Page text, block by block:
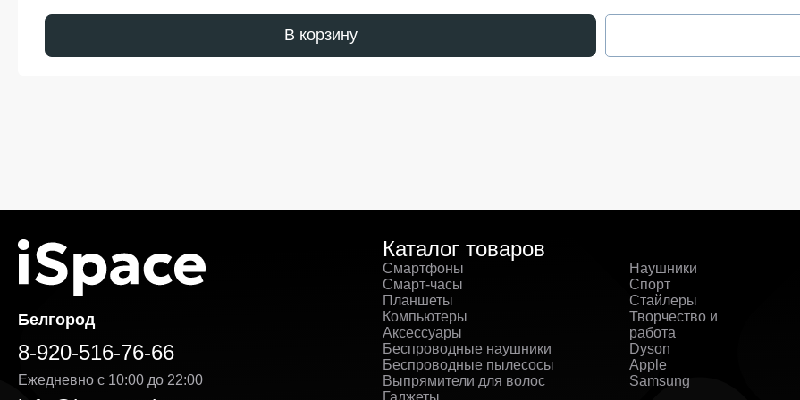
В корзину
Белгород
8-920-516-76-66
Ежедневно с 10:00 до 22:00
Каталог товаров
Смартфоны
Смарт-часы
Планшеты
Компьютеры
Аксессуары
Беспроводные наушники
Беспроводные пылесосы
Выпрямители для волос
Гаджеты
Наушники
Спорт
Стайлеры
Творчество и
работа
Dyson
Apple
Samsung